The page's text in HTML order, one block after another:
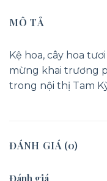
MÔ TẢ
Kệ hoa, cây hoa
mừng khai trương
trong nội thị Tam
ĐÁNH GIÁ (0)
Đánh giá